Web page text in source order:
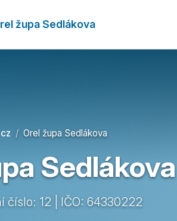
župa Sedlákova
Orel župa Sedlákova
Sedlákova
číslo: 12 | IČO: 64330222